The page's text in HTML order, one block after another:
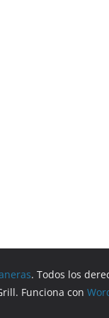
. Todos los
Funciona con